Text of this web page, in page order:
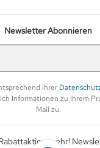
Newsletter Abonnieren
Ihrer
Informationen zu Ihrem
Mail zu.
mehr!